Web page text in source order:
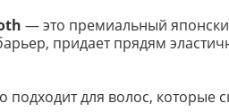
— это премиальный
придает прядям
подходит для волос, которые